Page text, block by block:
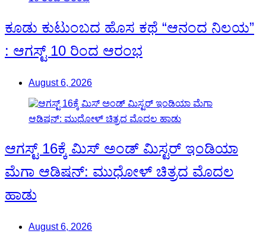
ಕೂಡು ಕುಟುಂಬದ ಹೊಸ ಕಥೆ “ಆನಂದ ನಿಲಯ”
: ಆಗಸ್ಟ್ 10 ರಿಂದ ಆರಂಭ
August 6, 2026
ಆಗಸ್ಟ್ 16ಕ್ಕೆ ಮಿಸ್ ಅಂಡ್ ಮಿಸ್ಟರ್ ಇಂಡಿಯಾ
ಮೆಗಾ ಆಡಿಷನ್: ಮುಧೋಳ್ ಚಿತ್ರದ ಮೊದಲ
ಹಾಡು
August 6, 2026